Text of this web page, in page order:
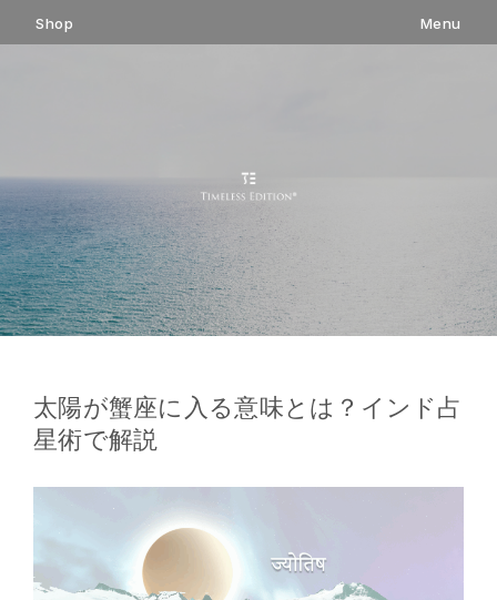
Shop Menu
ン
ス
キ
ッ
プ
太陽が蟹座に入る意味とは？インド占
星術で解説